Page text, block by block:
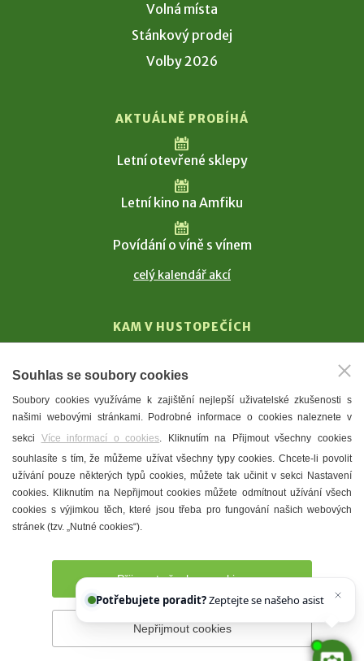
Volná místa
Stánkový prodej
Volby 2026
AKTUÁLNĚ PROBÍHÁ
Letní otevřené sklepy
Letní kino na Amfiku
Povídání o víně s vínem
celý kalendář akcí
KAM V HUSTOPEČÍCH
T. G. Masaryk
Mandloně
Ubytování
Restaurace
Městské muzeum a galerie
Denní meníčka
Prohlášení o přístupnosti Správce webu
Souhlas se soubory cookies
Soubory cookies využíváme k zajištění nejlepší uživatelské zkušenosti s
našimi webovými stránkami. Podrobné informace o cookies naleznete v
sekci Více informací o cookies. Kliknutím na Přijmout všechny cookies
souhlasíte s tím, že můžeme užívat všechny typy cookies. Chcete-li povolit
užívání pouze některých typů cookies, můžete tak učinit v sekci Nastavení
cookies. Kliknutím na Nepřijmout cookies můžete odmítnout užívání všech
cookies s výjimkou těch, které jsou třeba pro fungování našich webových
stránek (tzv. „Nutné cookies“).
Přijmout všechny cookies
Nepřijmout cookies
Potřebujete poradit?